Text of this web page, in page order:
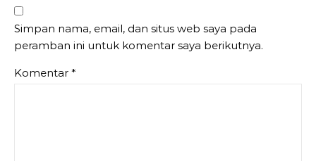
Simpan nama, email, dan situs web saya pada
peramban ini untuk komentar saya berikutnya.
Komentar *